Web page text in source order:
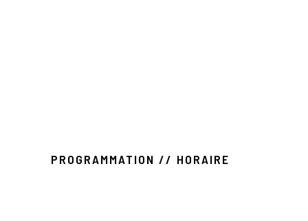
PROGRAMMATION // HORAIRE